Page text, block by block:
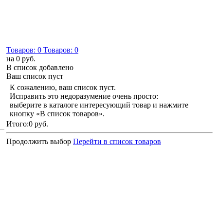
Товаров: 0 Товаров: 0
на 0 руб.
В список добавлено
Ваш список пуст
К сожалению, ваш список пуст.
Исправить это недоразумение очень просто:
выберите в каталоге интересующий товар и нажмите
кнопку «В список товаров».
Итого:0 руб.
Продолжить выбор Перейти в список товаров